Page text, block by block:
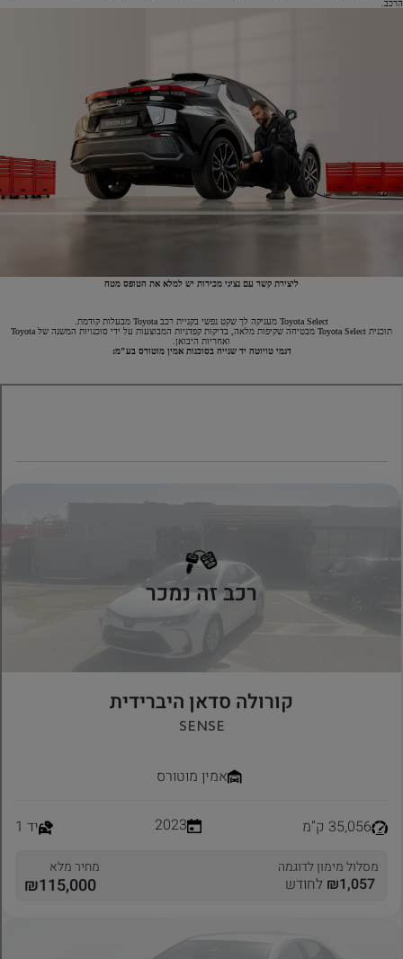
הרכב.
ליצירת קשר עם נציגי מכירות יש למלא את הטופס מטה
Toyota Select מעניקה לך שקט נפשי בקניית רכב Toyota מבעלות קודמת.
תוכנית Toyota Select מבטיחה שקיפות מלאה, בדיקות קפדניות המבוצעות על ידי סוכנויות המשנה של Toyota
ואחריות היבואן.
דגמי טויוטה יד שנייה בסוכנות אמין מוטורס בע"מ: